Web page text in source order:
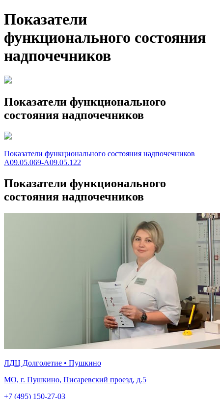
Показатели
функционального состояния
надпочечников
Показатели функционального
состояния надпочечников
Показатели функционального состояния надпочечников
A09.05.069-A09.05.122
Показатели функционального
состояния надпочечников
ЛДЦ Долголетие • Пушкино
МО, г. Пушкино, Писаревский проезд, д.5
+7 (495) 150-27-03